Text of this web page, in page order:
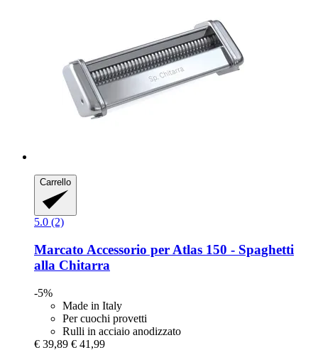
Carrello
5.0 (2)
Marcato Accessorio per Atlas 150 -​ Spaghetti
alla Chitarra
-5%
Made in Italy
Per cuochi provetti
Rulli in acciaio anodizzato
€ 39,89 € 41,99